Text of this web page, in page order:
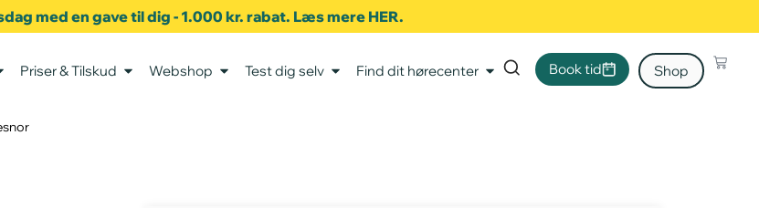
med en gave til dig - 1.000 kr. rabat. Læs mere HER.
Priser & Tilskud Webshop Test dig selv Find dit hørecenter Book tid Shop